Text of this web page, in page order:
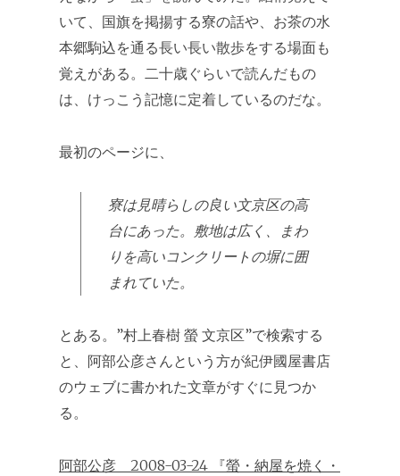
いて、国旗を掲揚する寮の話や、お茶の水
本郷駒込を通る長い長い散歩をする場面も
覚えがある。二十歳ぐらいで読んだもの
は、けっこう記憶に定着しているのだな。
最初のページに、
寮は見晴らしの良い文京区の高
台にあった。敷地は広く、まわ
りを高いコンクリートの塀に囲
まれていた。
とある。”村上春樹 螢 文京区”で検索する
と、阿部公彦さんという方が紀伊國屋書店
のウェブに書かれた文章がすぐに見つか
る。
阿部公彦 2008-03-24 『螢・納屋を焼く・